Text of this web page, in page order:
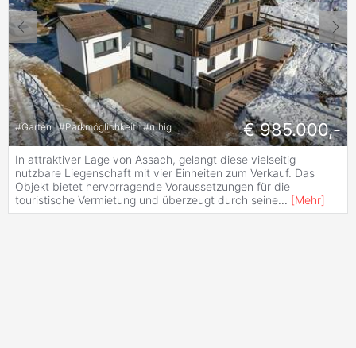
#Garten #Parkmöglichkeit #ruhig € 985.000,-
In attraktiver Lage von Assach, gelangt diese vielseitig
nutzbare Liegenschaft mit vier Einheiten zum Verkauf. Das
Objekt bietet hervorragende Voraussetzungen für die
touristische Vermietung und überzeugt durch seine... [Mehr]